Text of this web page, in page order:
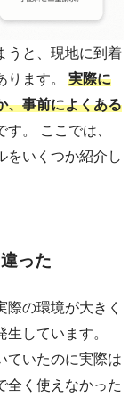
うと、現地に到着
ります。 実際に
、事前によくある
す。 ここでは、
をいくつか紹介し
った
の環境が大きく
しています。
ていたのに実際は
全く使えなかった